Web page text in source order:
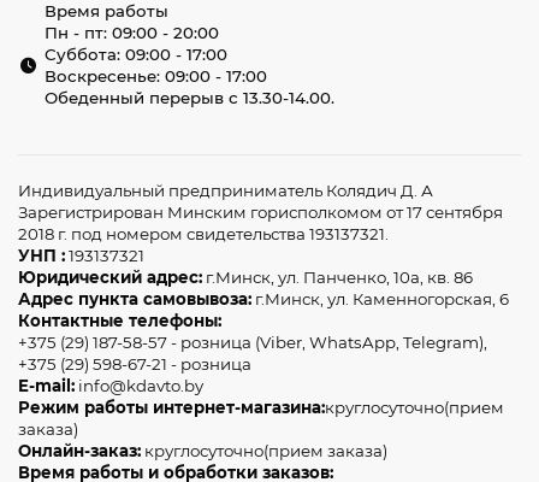
Время работы
Пн - пт: 09:00 - 20:00
Суббота: 09:00 - 17:00
Воскресенье: 09:00 - 17:00
Обеденный перерыв с 13.30-14.00.
Индивидуальный предприниматель Колядич Д. А
Зарегистрирован Минским горисполкомом от 17 сентября
2018 г. под номером свидетельства 193137321.
УНП :193137321
Юридический адрес: г.Минск, ул. Панченко, 10а, кв. 86
Адрес пункта самовывоза: г.Минск, ул. Каменногорская, 6
Контактные телефоны:
+375 (29) 187-58-57 - розница (Viber, WhatsApp, Telegram),
+375 (29) 598-67-21 - розница
E-mail: info@kdavto.by
Режим работы интернет-магазина:круглосуточно(прием
заказа)
Онлайн-заказ: круглосуточно(прием заказа)
Время работы и обработки заказов: